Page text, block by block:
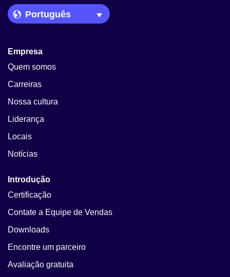
Language Picker
Empresa
Quem somos
Carreiras
Nossa cultura
Liderança
Locais
Notícias
Introdução
Certificação
Contate a Equipe de Vendas
Downloads
Encontre um parceiro
Avaliação gratuita